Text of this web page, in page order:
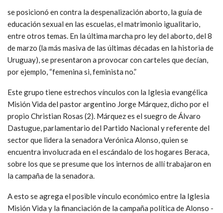
se posicionó en contra la despenalización aborto, la guía de
educación sexual en las escuelas, el matrimonio igualitario,
entre otros temas. En la última marcha pro ley del aborto, del 8
de marzo (la más masiva de las últimas décadas en la historia de
Uruguay), se presentaron a provocar con carteles que decían,
por ejemplo, “femenina si, feminista no.”
Este grupo tiene estrechos vínculos con la Iglesia evangélica
Misión Vida del pastor argentino Jorge Márquez, dicho por el
propio Christian Rosas (2). Márquez es el suegro de Álvaro
Dastugue, parlamentario del Partido Nacional y referente del
sector que lidera la senadora Verónica Alonso, quien se
encuentra involucrada en el escándalo de los hogares Beraca,
sobre los que se presume que los internos de allí trabajaron en
la campaña de la senadora.
A esto se agrega el posible vínculo económico entre la Iglesia
Misión Vida y la financiación de la campaña política de Alonso -